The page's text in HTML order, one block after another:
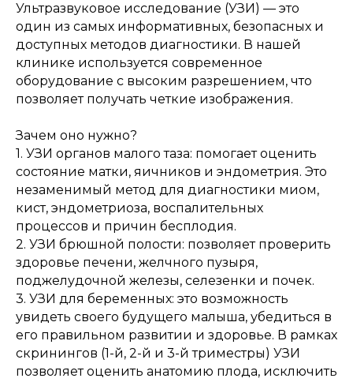
Ультразвуковое исследование (УЗИ) — это
один из самых информативных, безопасных и
доступных методов диагностики. В нашей
клинике используется современное
оборудование с высоким разрешением, что
позволяет получать четкие изображения.
Зачем оно нужно?
1. УЗИ органов малого таза: помогает оценить
состояние матки, яичников и эндометрия. Это
незаменимый метод для диагностики миом,
кист, эндометриоза, воспалительных
процессов и причин бесплодия.
2. УЗИ брюшной полости: позволяет проверить
здоровье печени, желчного пузыря,
поджелудочной железы, селезенки и почек.
3. УЗИ для беременных: это возможность
увидеть своего будущего малыша, убедиться в
его правильном развитии и здоровье. В рамках
скринингов (1-й, 2-й и 3-й триместры) УЗИ
позволяет оценить анатомию плода, исключить